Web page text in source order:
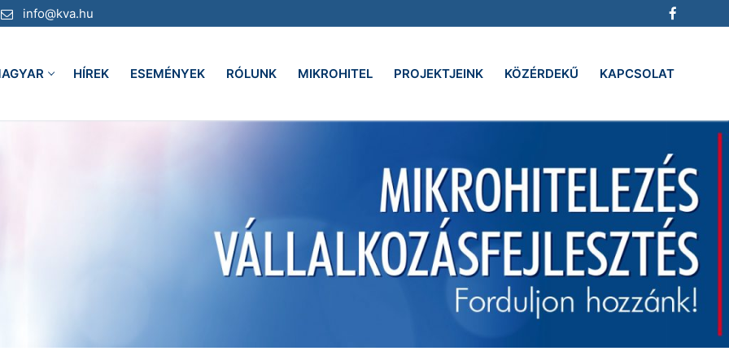
info@kva.hu
HÍREK ESEMÉNYEK RÓLUNK MIKROHITEL PROJEKTJEINK KÖZÉRDEKŰ KAPCSOLAT